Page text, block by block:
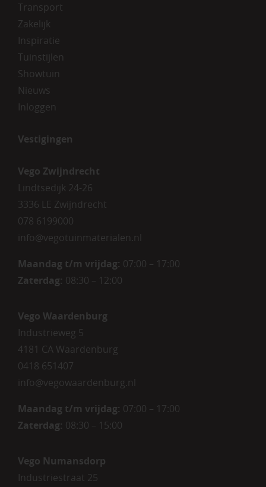
Transport
Zakelijk
Inspiratie
Tuinstijlen
Showtuin
Nieuws
Inloggen
Vestigingen
Vego Zwijndrecht
Lindtsedijk 24-26
3336 LE Zwijndrecht
078 6199000
info@vegotuinmaterialen.nl
Maandag t/m vrijdag: 07:00 – 17:00
Zaterdag: 08:30 – 12:00
Vego Waardenburg
Industrieweg 5
4181 CA Waardenburg
0418 651407
info@vegowaardenburg.nl
Maandag t/m vrijdag: 07:00 – 17:00
Zaterdag: 08:30 – 15:00
Vego Numansdorp
Industriestraat 25